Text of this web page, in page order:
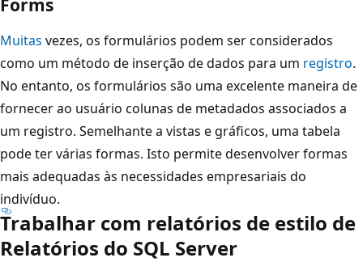
Forms
Muitas vezes, os formulários podem ser considerados
como um método de inserção de dados para um registro.
No entanto, os formulários são uma excelente maneira de
fornecer ao usuário colunas de metadados associados a
um registro. Semelhante a vistas e gráficos, uma tabela
pode ter várias formas. Isto permite desenvolver formas
mais adequadas às necessidades empresariais do
indivíduo.
Trabalhar com relatórios de estilo de
Relatórios do SQL Server